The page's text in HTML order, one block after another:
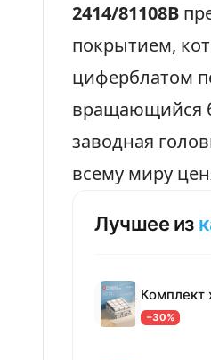
2414/81108B
покрытием,
циферблатом
вращающийся
заводная
всему миру
Лучшее из
−30%